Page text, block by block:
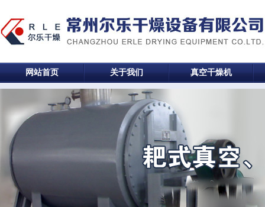
网站首页 关于我们 真空干燥机